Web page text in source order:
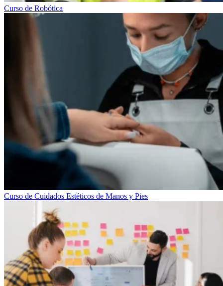
Curso de Robótica
Curso de Cuidados Estéticos de Manos y Pies